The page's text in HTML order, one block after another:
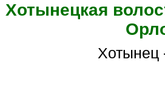
Хотынецкая